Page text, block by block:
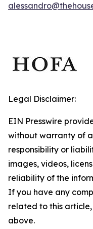
Legal Disclaimer:
EIN Presswire
without warranty of
responsibility or
images, videos,
reliability of the
If you have any
related to this
above.